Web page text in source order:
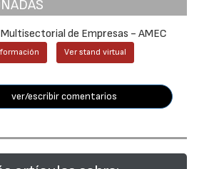
de Empresas - AMEC
Ver stand virtual
ver/escribir comentarios